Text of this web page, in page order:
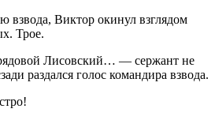
взвода, Виктор окинул взглядом
Трое.
Лисовский… — сержант не
раздался голос командира взвода.